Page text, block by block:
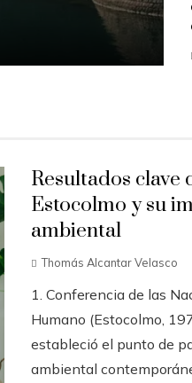
Resultados clave
Estocolmo y su
ambiental
Thomás Alcantar Velasco
1. Conferencia de las
Humano (Estocolmo,
estableció el punto de
ambiental